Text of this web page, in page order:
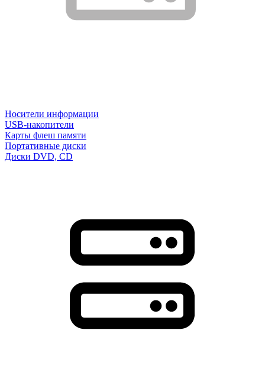
Носители информации
USB-накопители
Карты флеш памяти
Портативные диски
Диски DVD, CD